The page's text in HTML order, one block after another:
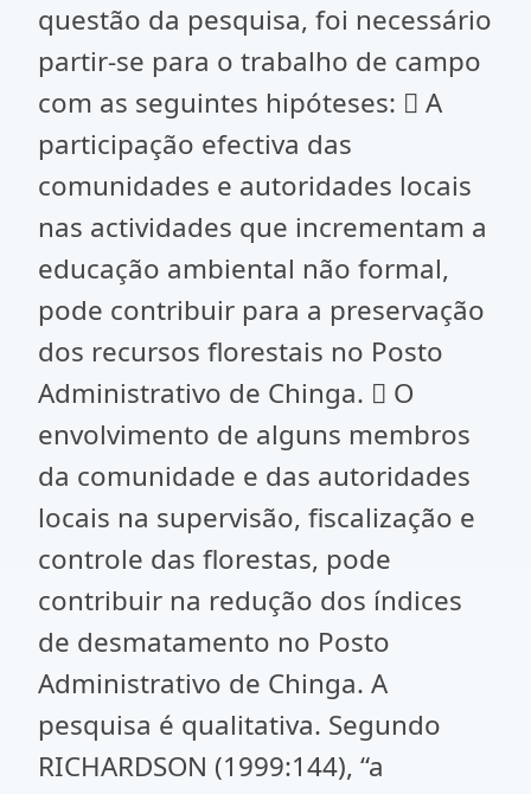
questão da pesquisa, foi necessário
partir-se para o trabalho de campo
com as seguintes hipóteses:  A
participação efectiva das
comunidades e autoridades locais
nas actividades que incrementam a
educação ambiental não formal,
pode contribuir para a preservação
dos recursos florestais no Posto
Administrativo de Chinga.  O
envolvimento de alguns membros
da comunidade e das autoridades
locais na supervisão, fiscalização e
controle das florestas, pode
contribuir na redução dos índices
de desmatamento no Posto
Administrativo de Chinga. A
pesquisa é qualitativa. Segundo
RICHARDSON (1999:144), “a